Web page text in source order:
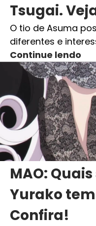
Tsugai.
O tio de Asuma
diferentes e
Continue lendo
MAO:
Yurako
Confira!